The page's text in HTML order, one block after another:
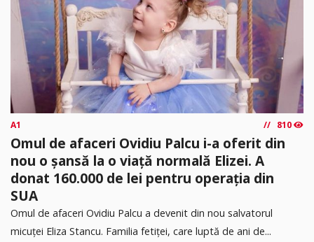
A1 810
Omul de afaceri Ovidiu Palcu i-a oferit din
nou o șansă la o viață normală Elizei. A
donat 160.000 de lei pentru operația din
SUA
Omul de afaceri Ovidiu Palcu a devenit din nou salvatorul
micuței Eliza Stancu. Familia fetiței, care luptă de ani de...